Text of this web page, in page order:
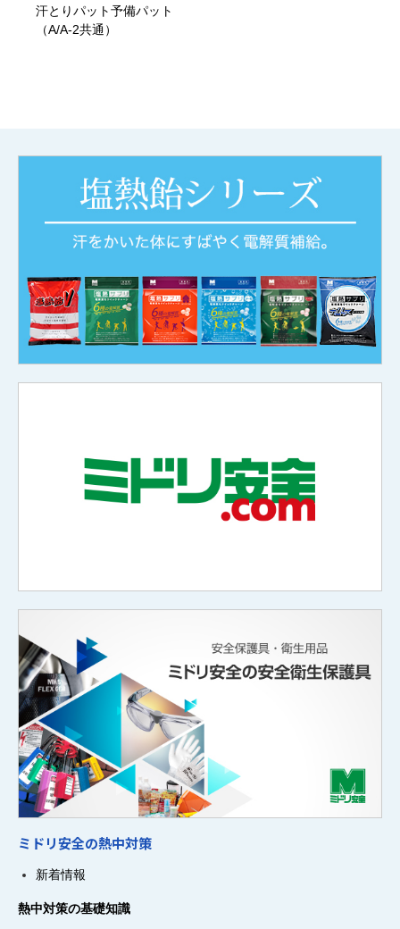
汗とりパット予備パット
（A/A-2共通）
ミドリ安全の熱中対策
新着情報
熱中対策の基礎知識